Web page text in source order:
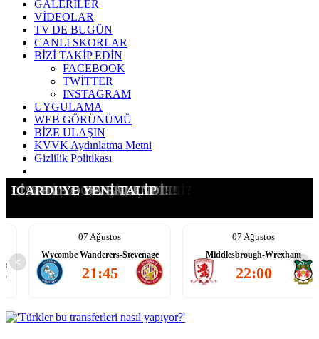
GALERİLER
VİDEOLAR
TV'DE BUGÜN
CANLI SKORLAR
BİZİ TAKİP EDİN
FACEBOOK
TWİTTER
INSTAGRAM
UYGULAMA
WEB GÖRÜNÜMÜ
BİZE ULAŞIN
KVVK Aydınlatma Metni
Gizlilik Politikası
G.SARAY İÇİN ŞOK KARAR
SÜRPRİZ ADAY: SALIS!
TRANSFERİ YASAKLANDI!
KALACAK MI, GİDECEK Mİ?
LEAO İÇİN ATEŞİ YAKTIK!
PLANIMIZ ORTAYA ÇIKTI!
LİSTEYE O DA EKLENDİ!
ICARDI'YE YENİ TALİP
<
07 Ağustos
Wycombe Wanderers-Stevenage
21:45
07 Ağustos
Middlesbrough-Wrexham
22:00
>